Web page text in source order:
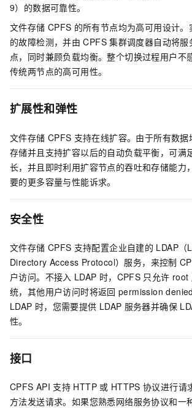
9）的数据可靠性。
文件存储 CPFS 的所有节点均为高可用设计
的故障检测，并由 CPFS 集群调度器自动将服
点，同时兼顾负载均衡。整个切换过程用户不
传统两节点的高可用性。
扩展性和弹性
文件存储 CPFS 支持在线扩容。由于所有数
存储并且支持扩容以后的自动负载平衡，可满
长，并且即时利用扩容节点的吞吐和存储能力
要的更多容量与性能诉求。
安全性
文件存储 CPFS 支持配置企业自建的 LDAP（
Directory Access Protocol）服务，来控制
户访问。不接入 LDAP 时，CPFS 只允许 root
统，其他用户访问时将返回 permission denied
LDAP 时，您需要提供 LDAP 服务器并确保
性。
接口
CPFS API 支持 HTTP 或 HTTPS 协议进行请
方法发送请求。如果您熟悉网络服务协议和一